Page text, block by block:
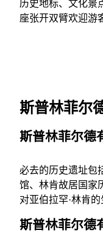
历史地标、文化景
座张开双臂欢迎游
斯普林菲尔
斯普林菲尔德
必去的历史遗址包
馆、林肯故居国家
对亚伯拉罕·林肯
斯普林菲尔德